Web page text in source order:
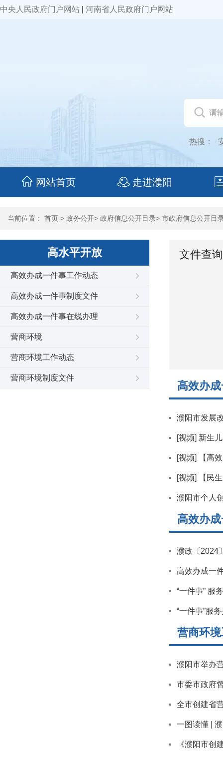
中央人民政府门户网站 河南省人民政府门户网站
热搜：
网站首页 走进濮阳
当前位置： 首页 > 政务公开> 政府信息公开目录> 市政府信息公开目
高水平开放
高效办成一件事工作动态
高效办成一件事制度文件
高效办成一件事在线办理
营商环境
营商环境工作动态
营商环境制度文件
文件查询
高效办
濮阳市发展
[视频] 新生
[视频] 【高
[视频] 【民
濮阳市个人
高效办
濮政〔2024
高效办成一
“一件事” 服
“一件事”服
营商环
濮阳市举办
市委市政府
全市创建省营
一图读懂 |
《濮阳市创